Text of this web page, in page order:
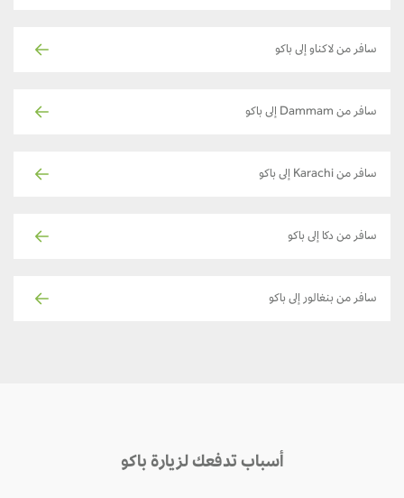
سافر من لاكناو إلى باكو
سافر من Dammam إلى باكو
سافر من Karachi إلى باكو
سافر من دكا إلى باكو
سافر من بنغالور إلى باكو
أسباب تدفعك لزيارة باكو